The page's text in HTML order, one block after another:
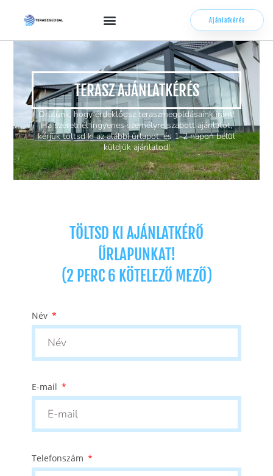
Ajánlatkérés
TERASZ AJÁNLATKÉRÉS
Örülünk, hogy érdeklődsz teraszmegoldásaink iránt!
Ha szeretnél ingyenes személyre szabott ajánlatot,
kérjük töltsd ki az alábbi űrlapot, és 1-2 napon belül
küldjük ajánlatod!
TÖLTSD KI AJÁNLATKÉRŐ
ŰRLAPUNKAT!
(2 PERC 6 KÖTELEZŐ MEZŐ)
Név
E-mail
Telefonszám